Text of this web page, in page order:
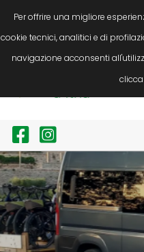
Per offrire una migliore
cookie tecnici, analitici e di
navigazione acconsenti
clicca
Servizio taxi / N.C.C. auto,